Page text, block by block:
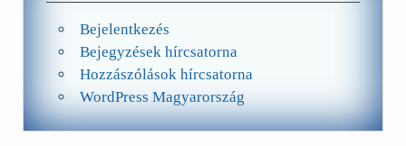
Bejelentkezés
Bejegyzések hírcsatorna
Hozzászólások hírcsatorna
WordPress Magyarország